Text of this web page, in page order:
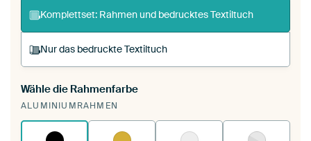
Komplettset: Rahmen und bedrucktes Textiltuch
Nur das bedruckte Textiltuch
Du spannst einen wechselbaren Textiltuch in
deinen vorhandenen ArtFrame™.
es.
Wähle die Rahmenfarbe
ALUMINIUMRAHMEN